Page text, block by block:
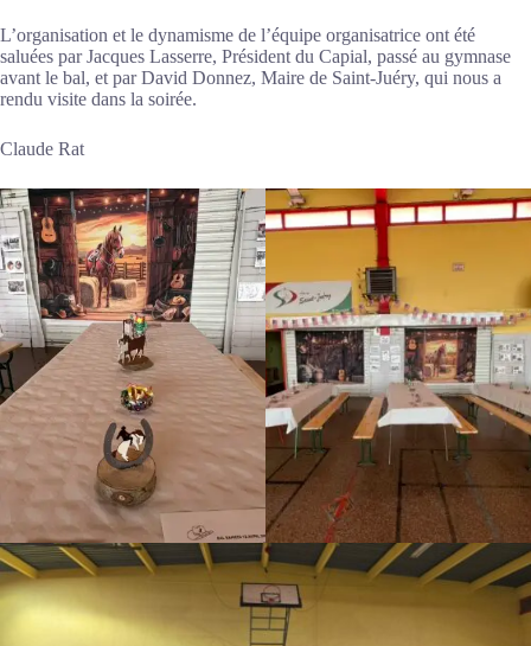
L’organisation et le dynamisme de l’équipe organisatrice ont été
saluées par Jacques Lasserre, Président du Capial, passé au gymnase
avant le bal, et par David Donnez, Maire de Saint-Juéry, qui nous a
rendu visite dans la soirée.
Claude Rat